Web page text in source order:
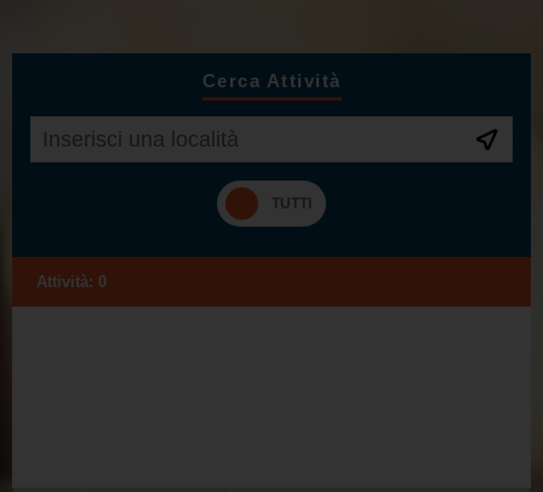
Cerca Attività
Attività: 0